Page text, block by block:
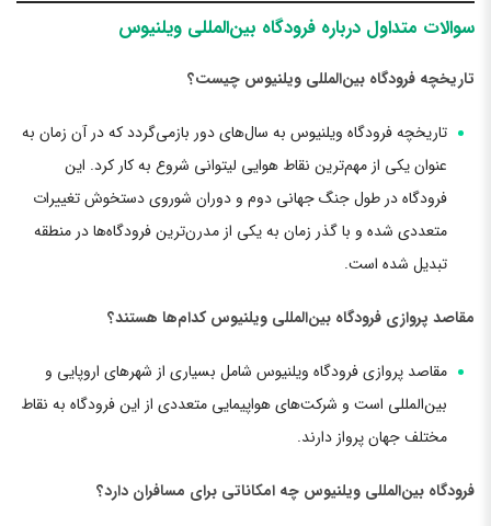
سوالات متداول درباره فرودگاه بین‌المللی ویلنیوس
تاریخچه فرودگاه بین‌المللی ویلنیوس چیست؟
تاریخچه فرودگاه ویلنیوس به سال‌های دور بازمی‌گردد که در آن زمان به
عنوان یکی از مهم‌ترین نقاط هوایی لیتوانی شروع به کار کرد. این
فرودگاه در طول جنگ جهانی دوم و دوران شوروی دستخوش تغییرات
متعددی شده و با گذر زمان به یکی از مدرن‌ترین فرودگاه‌ها در منطقه
تبدیل شده است.
مقاصد پروازی فرودگاه بین‌المللی ویلنیوس کدام‌ها هستند؟
مقاصد پروازی فرودگاه ویلنیوس شامل بسیاری از شهرهای اروپایی و
بین‌المللی است و شرکت‌های هواپیمایی متعددی از این فرودگاه به نقاط
مختلف جهان پرواز دارند.
فرودگاه بین‌المللی ویلنیوس چه امکاناتی برای مسافران دارد؟